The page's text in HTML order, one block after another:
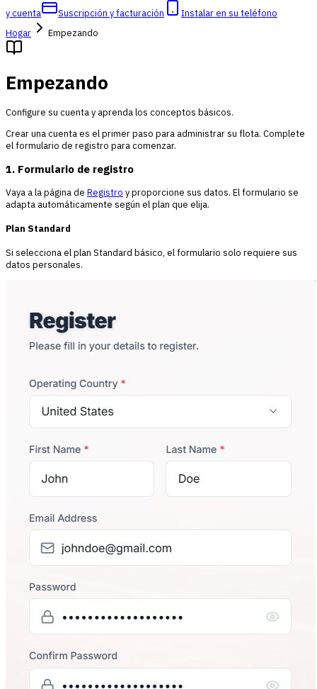
y cuenta
Suscripción y facturación
Instalar en su teléfono
Hogar
Empezando
Empezando
Configure su cuenta y aprenda los conceptos básicos.
Crear una cuenta es el primer paso para administrar su flota. Complete
el formulario de registro para comenzar.
1. Formulario de registro
Vaya a la página de Registro y proporcione sus datos. El formulario se
adapta automáticamente según el plan que elija.
Plan Standard
Si selecciona el plan Standard básico, el formulario solo requiere sus
datos personales.